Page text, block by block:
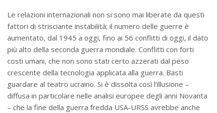
Le relazioni internazionali non si sono mai liberate da questi
fattori di strisciante instabilità; il numero delle guerre è
aumentato, dal 1945 a oggi, fino ai 56 conflitti di oggi, il dato
più alto della seconda guerra mondiale. Conflitti con forti
costi umani, che non sono stati certo azzerati dal peso
crescente della tecnologia applicata alla guerra. Basti
guardare al teatro ucraino. Si è dissolta così l’illusione –
diffusa in particolare nelle analisi europee degli anni Novanta
– che la fine della guerra fredda USA-URSS avrebbe anche